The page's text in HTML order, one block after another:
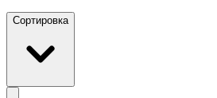
Сортировка